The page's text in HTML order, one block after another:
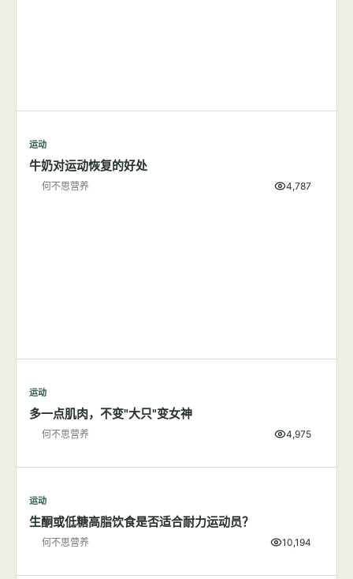
运动
牛奶对运动恢复的好处
何不思营养 4,787
运动
多一点肌肉，不变"大只"变女神
何不思营养 4,975
运动
生酮或低糖高脂饮食是否适合耐力运动员？
何不思营养 10,194